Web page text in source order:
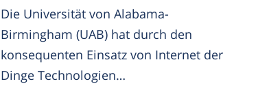
Die Universität von Alabama-
Birmingham (UAB) hat durch den
konsequenten Einsatz von Internet der
Dinge Technologien…